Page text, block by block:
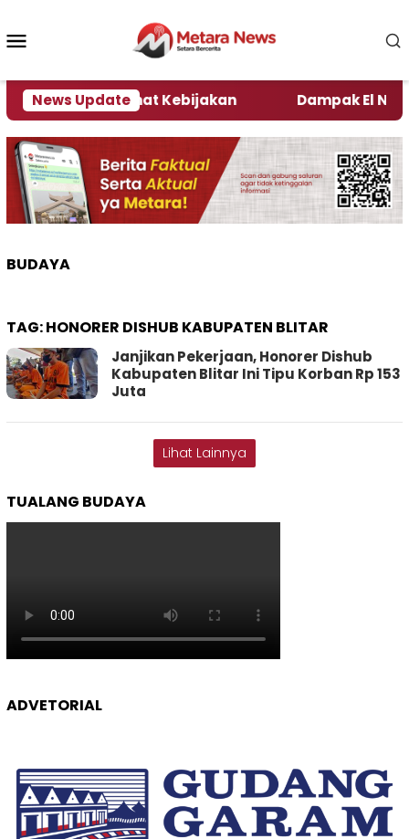
konten
News Update
Kata Pengamat Kebijakan Dampak El Nino,
BUDAYA
TAG:HONORER DISHUB KABUPATEN BLITAR
Janjikan Pekerjaan, Honorer Dishub
Kabupaten Blitar Ini Tipu Korban Rp 153
Juta
Lihat Lainnya
TUALANG BUDAYA
ADVETORIAL